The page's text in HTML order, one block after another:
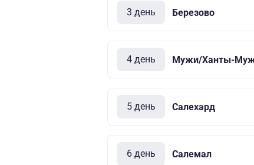
3 день Березово
4 день Мужи/Ханты-
5 день Салехард
6 день Салемал